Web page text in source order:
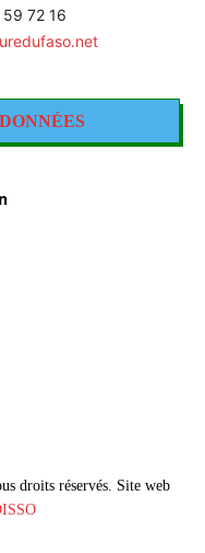
72 16
droits réservés. Site web